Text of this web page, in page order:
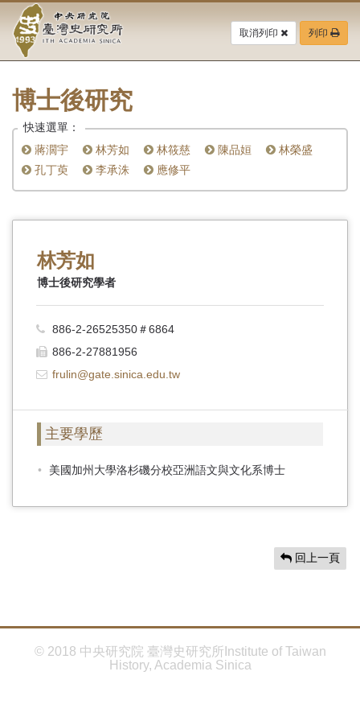
要
中
央
研
究
院-
臺
研
究
所-
首
取消列印 列印
博士後研究
快速選單：
蔣濶宇
林芳如 林筱慈 陳品姮
林榮盛
孔丁萸
李承洙 應修平
林芳如
博士後研究學者
886-2-26525350＃6864
886-2-27881956
frulin@gate.sinica.edu.tw
主要學歷
美國加州大學洛杉磯分校亞洲語文與文化系博士
回上一頁
© 2018 中央研究院 臺灣史研究所Institute of Taiwan
History, Academia Sinica